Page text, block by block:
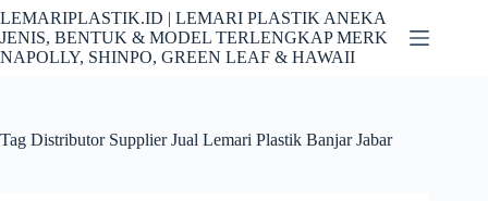
Skip
to
content
LEMARIPLASTIK.ID | LEMARI PLASTIK ANEKA
JENIS, BENTUK & MODEL TERLENGKAP MERK
NAPOLLY, SHINPO, GREEN LEAF & HAWAII
Tag Distributor Supplier Jual Lemari Plastik Banjar Jabar